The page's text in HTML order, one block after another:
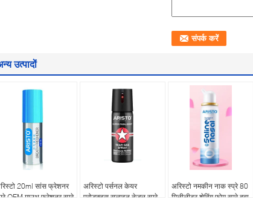
उत्पादों
20ml सांस फ्रेशनर
OEM माउथ फ्रेशनर स्प्रे
अरिस्टो पर्सनल केयर
प्रोडक्ट्स सलाइन नेज़ल स्प्रे
अरिस्टो नमकीन नाक स्प्रे 80
मिलीलीटर शेविंग फोम स्प्रे दवा